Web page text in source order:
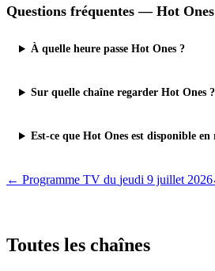
Questions fréquentes — Hot Ones
À quelle heure passe Hot Ones ?
Sur quelle chaîne regarder Hot Ones ?
Est-ce que Hot Ones est disponible en
← Programme TV du jeudi 9 juillet 2026
Toutes les chaînes